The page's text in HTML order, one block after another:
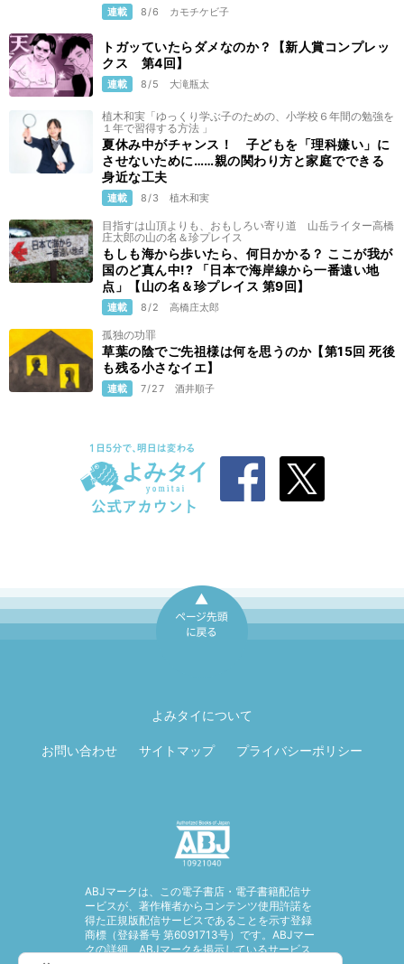
連載 8/6 カモチケビ子
トガッていたらダメなのか？【新人賞コンプレッ
クス 第4回】
連載 8/5 大滝瓶太
植木和実「ゆっくり学ぶ子のための、小学校６年間の勉強を
１年で習得する方法 」
夏休み中がチャンス！ 子どもを「理科嫌い」に
させないために……親の関わり方と家庭でできる
身近な工夫
連載 8/3 植木和実
目指すは山頂よりも、おもしろい寄り道 山岳ライター高橋
庄太郎の山の名＆珍プレイス
もしも海から歩いたら、何日かかる？ ここが我が
国のど真ん中!? 「日本で海岸線から一番遠い地
点」【山の名＆珍プレイス 第9回】
連載 8/2 高橋庄太郎
孤独の功罪
草葉の陰でご先祖様は何を思うのか【第15回 死後
も残る小さなイエ】
連載 7/27 酒井順子
よみタイについて
お問い合わせ サイトマップ プライバシーポリシー
ABJマークは、この電子書店・電子書籍配信サ
ービスが、著作権者からコンテンツ使用許諾を
得た正規版配信サービスであることを示す登録
商標（登録番号 第6091713号）です。ABJマー
クの詳細、ABJマークを掲示しているサービス